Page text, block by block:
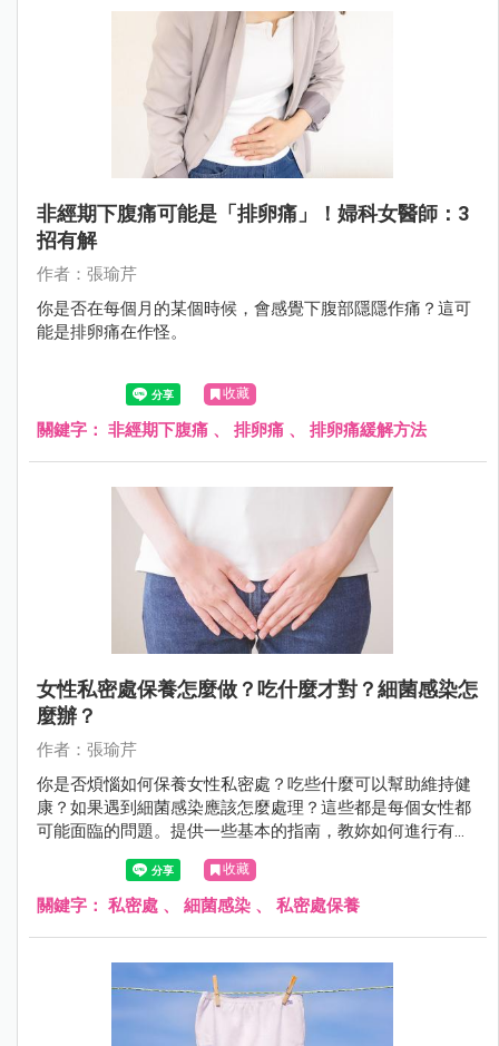
非經期下腹痛可能是「排卵痛」！婦科女醫師：3
招有解
作者：張瑜芹
你是否在每個月的某個時候，會感覺下腹部隱隱作痛？這可
能是排卵痛在作怪。
收藏
關鍵字： 非經期下腹痛 、 排卵痛 、 排卵痛緩解方法
女性私密處保養怎麼做？吃什麼才對？細菌感染怎
麼辦？
作者：張瑜芹
你是否煩惱如何保養女性私密處？吃些什麼可以幫助維持健
康？如果遇到細菌感染應該怎麼處理？這些都是每個女性都
可能面臨的問題。提供一些基本的指南，教妳如何進行有效
的私密處保養，推薦適合的食物，並解答細菌感染的疑問，
讓妳能夠自信並健康地生活。
收藏
關鍵字： 私密處 、 細菌感染 、 私密處保養